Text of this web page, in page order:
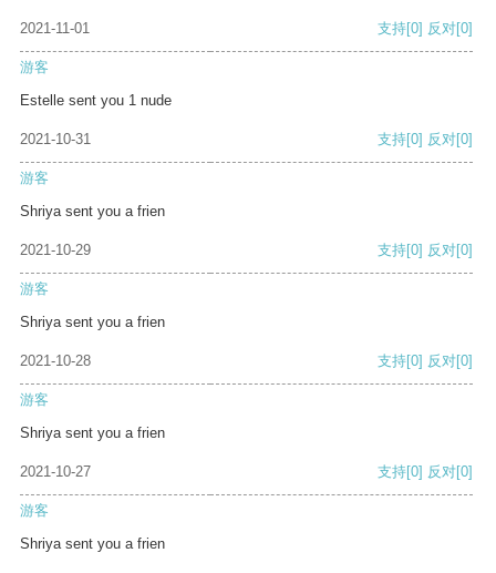
2021-11-01 支持[0] 反对[0]
游客
Estelle sent you 1 nude
2021-10-31 支持[0] 反对[0]
游客
Shriya sent you a frien
2021-10-29 支持[0] 反对[0]
游客
Shriya sent you a frien
2021-10-28 支持[0] 反对[0]
游客
Shriya sent you a frien
2021-10-27 支持[0] 反对[0]
游客
Shriya sent you a frien